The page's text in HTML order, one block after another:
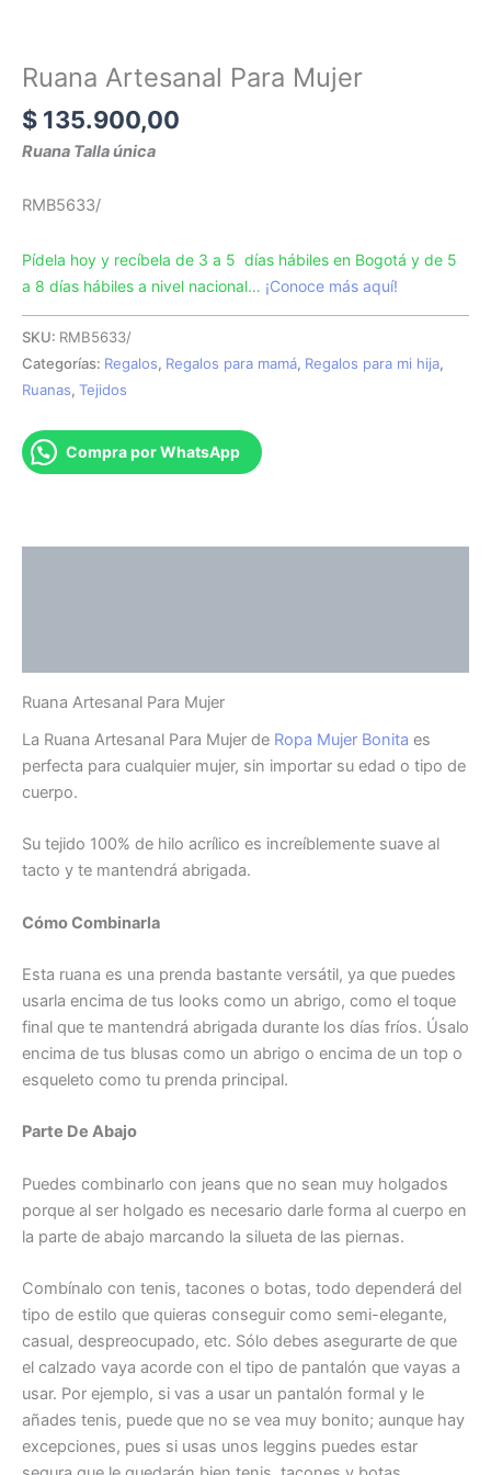
Ruana Artesanal Para Mujer
$ 135.900,00
Ruana Talla única
RMB5633/
Pídela hoy y recíbela de 3 a 5 días hábiles en Bogotá y de 5
a 8 días hábiles a nivel nacional… ¡Conoce más aquí!
SKU: RMB5633/
Categorías: Regalos, Regalos para mamá, Regalos para mi hija,
Ruanas, Tejidos
Compra por WhatsApp
Ruana Artesanal Para Mujer
La Ruana Artesanal Para Mujer de Ropa Mujer Bonita es
perfecta para cualquier mujer, sin importar su edad o tipo de
cuerpo.
Su tejido 100% de hilo acrílico es increíblemente suave al
tacto y te mantendrá abrigada.
Cómo Combinarla
Esta ruana es una prenda bastante versátil, ya que puedes
usarla encima de tus looks como un abrigo, como el toque
final que te mantendrá abrigada durante los días fríos. Úsalo
encima de tus blusas como un abrigo o encima de un top o
esqueleto como tu prenda principal.
Parte De Abajo
Puedes combinarlo con jeans que no sean muy holgados
porque al ser holgado es necesario darle forma al cuerpo en
la parte de abajo marcando la silueta de las piernas.
Combínalo con tenis, tacones o botas, todo dependerá del
tipo de estilo que quieras conseguir como semi-elegante,
casual, despreocupado, etc. Sólo debes asegurarte de que
el calzado vaya acorde con el tipo de pantalón que vayas a
usar. Por ejemplo, si vas a usar un pantalón formal y le
añades tenis, puede que no se vea muy bonito; aunque hay
excepciones, pues si usas unos leggins puedes estar